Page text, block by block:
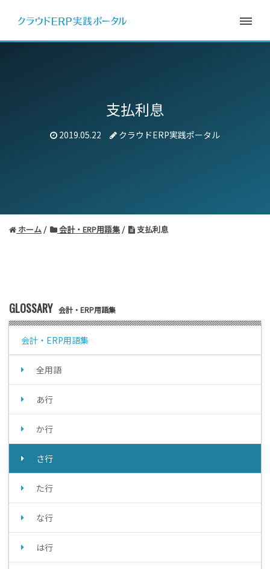
支払利息
2019.05.22 クラウドERP実践ポータル
ホーム 会計・ERP用語集 支払利息
GLOSSARY 会計・ERP用語集
会計・ERP用語集
全用語
あ行
か行
さ行
た行
な行
は行